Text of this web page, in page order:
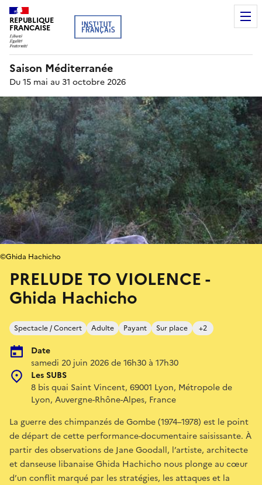
REPUBLIQUE
FRANCAISE
Saison Méditerranée
Du 15 mai au 31 octobre 2026
PRELUDE TO VIOLENCE -
Ghida Hachicho
Spectacle / Concert Adulte Payant Sur place +2
Date
samedi 20 juin 2026 de 16h30 à 17h30
Les SUBS
8 bis quai Saint Vincent, 69001 Lyon, Métropole de
Lyon, Auvergne-Rhône-Alpes, France
©Ghida Hachicho
La guerre des chimpanzés de Gombe (1974–1978) est le point
de départ de cette performance-documentaire saisissante. À
partir des observations de Jane Goodall, l’artiste, architecte
et danseuse libanaise Ghida Hachicho nous plonge au cœur
d’un conflit marqué par les stratégies, les attaques et la